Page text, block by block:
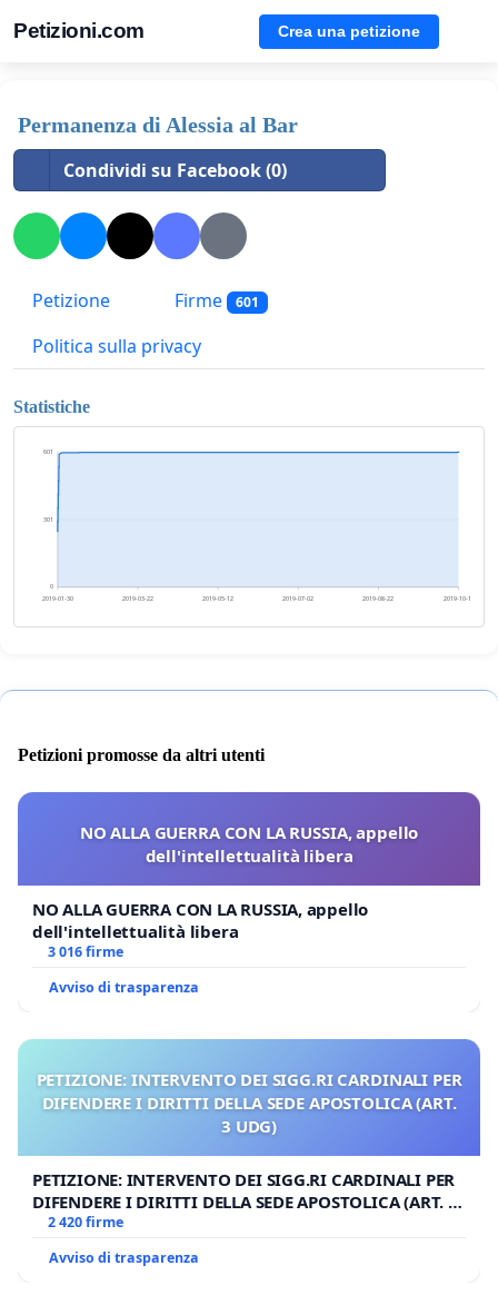
Petizioni.com Crea una petizione
Permanenza di Alessia al Bar
Condividi su Facebook (0)
Petizione Firme 601
Politica sulla privacy
Statistiche
0
301
601
2019-01-30 2019-03-22 2019-05-12 2019-07-02 2019-08-22 2019-10-12
Petizioni promosse da altri utenti
NO ALLA GUERRA CON LA RUSSIA, appello
dell'intellettualità libera
NO ALLA GUERRA CON LA RUSSIA, appello
dell'intellettualità libera
3 016 firme
Avviso di trasparenza
PETIZIONE: INTERVENTO DEI SIGG.RI CARDINALI PER
DIFENDERE I DIRITTI DELLA SEDE APOSTOLICA (ART.
3 UDG)
PETIZIONE: INTERVENTO DEI SIGG.RI CARDINALI PER
DIFENDERE I DIRITTI DELLA SEDE APOSTOLICA (ART. 3
UDG)
2 420 firme
Avviso di trasparenza